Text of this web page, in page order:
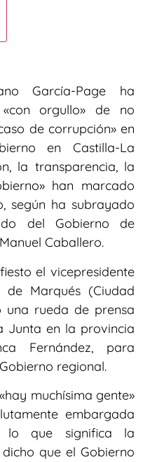
García-Page ha
orgullo» de no
de corrupción» en
en Castilla-La
la transparencia, la
han marcado
según ha subrayado
del Gobierno de
Caballero.
el vicepresidente
Marqués (Ciudad
una rueda de prensa
Junta en la provincia
Fernández, para
regional.
muchísima gente»
embargada
lo que significa la
que el Gobierno